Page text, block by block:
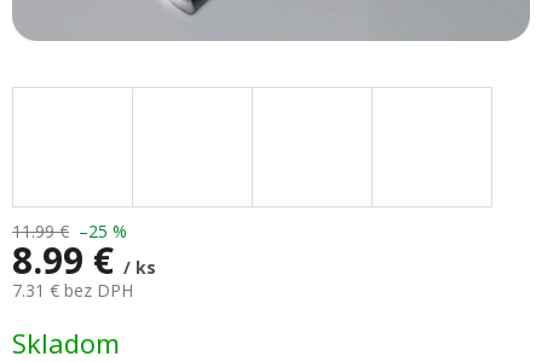
11.99 € –25 %
8.99 € / ks
7.31 € bez DPH
cena:
Skladom